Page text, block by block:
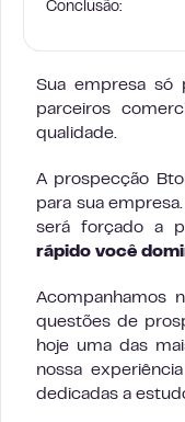
Conclusão:
Sua empresa só
parceiros
qualidade.
A prospecção
para sua
será forçado a
rápido você
Acompanhamos
questões de
hoje uma das
nossa
dedicadas a